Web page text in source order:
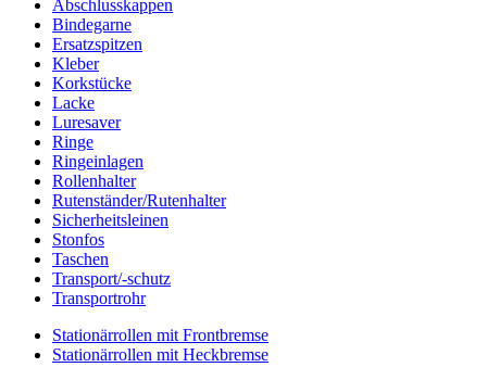
Abschlusskappen
Bindegarne
Ersatzspitzen
Kleber
Korkstücke
Lacke
Luresaver
Ringe
Ringeinlagen
Rollenhalter
Rutenständer/Rutenhalter
Sicherheitsleinen
Stonfos
Taschen
Transport/-schutz
Transportrohr
Stationärrollen mit Frontbremse
Stationärrollen mit Heckbremse